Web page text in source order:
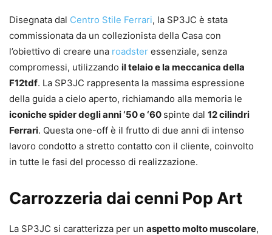
Disegnata dal Centro Stile Ferrari, la SP3JC è stata
commissionata da un collezionista della Casa con
l’obiettivo di creare una roadster essenziale, senza
compromessi, utilizzando il telaio e la meccanica della
F12tdf. La SP3JC rappresenta la massima espressione
della guida a cielo aperto, richiamando alla memoria le
iconiche spider degli anni ‘50 e ‘60 spinte dal 12 cilindri
Ferrari. Questa one-off è il frutto di due anni di intenso
lavoro condotto a stretto contatto con il cliente, coinvolto
in tutte le fasi del processo di realizzazione.
Carrozzeria dai cenni Pop Art
La SP3JC si caratterizza per un aspetto molto muscolare,